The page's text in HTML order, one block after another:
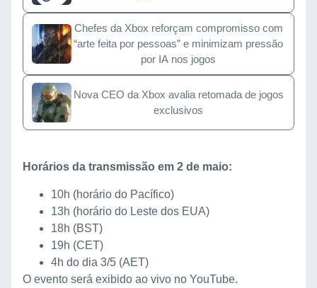
Chefes da Xbox reforçam compromisso com
“arte feita por pessoas” e minimizam pressão
por IA nos jogos
Nova CEO da Xbox avalia retomada de jogos
exclusivos
Horários da transmissão em 2 de maio:
10h (horário do Pacífico)
13h (horário do Leste dos EUA)
18h (BST)
19h (CET)
4h do dia 3/5 (AET)
O evento será exibido ao vivo no YouTube.